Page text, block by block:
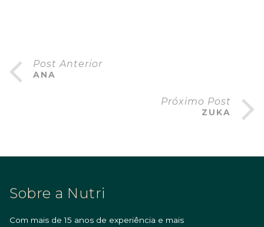
Post Anterior
ANA
Próximo Post
ZUKA
Sobre a Nutri
Com mais de 15 anos de experiência e mais